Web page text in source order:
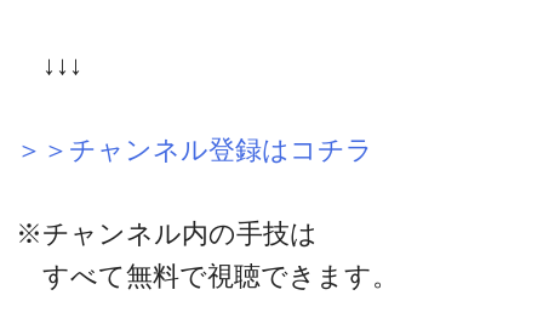
↓↓↓
＞＞チャンネル登録はコチラ
※チャンネル内の手技は
すべて無料で視聴できます。